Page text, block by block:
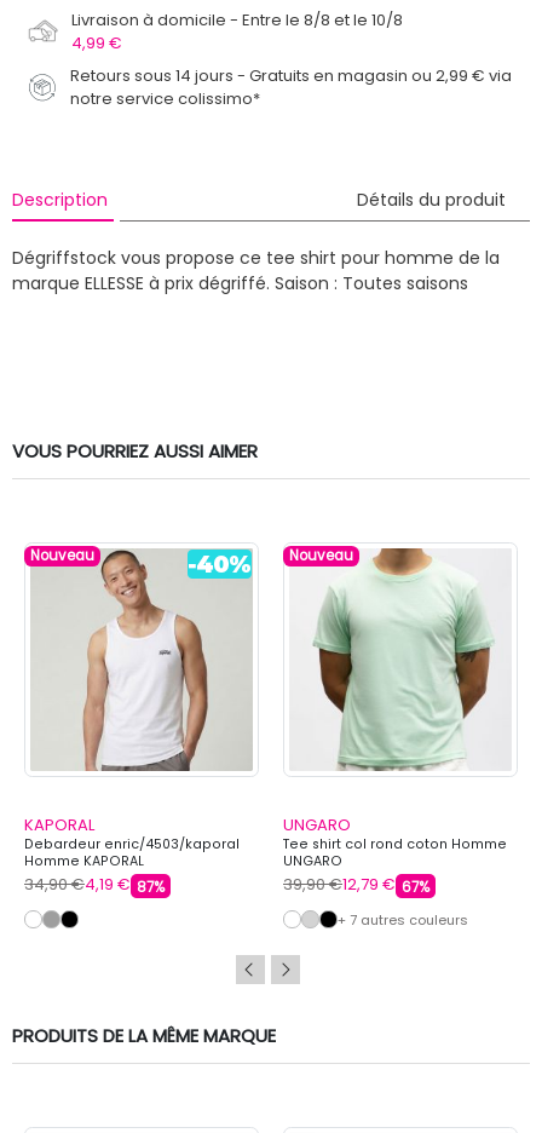
Livraison à domicile
Entre le 8/8 et le 10/8
4,99 €
Retours sous 14 jours - Gratuits en magasin ou 2,99 € via
notre service colissimo*
Description Détails du produit
Dégriffstock vous propose ce tee shirt pour homme de la
marque ELLESSE à prix dégriffé. Saison : Toutes saisons
VOUS POURRIEZ AUSSI AIMER
Nouveau
KAPORAL
Debardeur enric/4503/kaporal
Homme KAPORAL
34,90 €4,19 € 87%
Nouveau
UNGARO
Tee shirt col rond coton Homme
UNGARO
39,90 €12,79 € 67%
+ 7 autres couleurs
PRODUITS DE LA MÊME MARQUE